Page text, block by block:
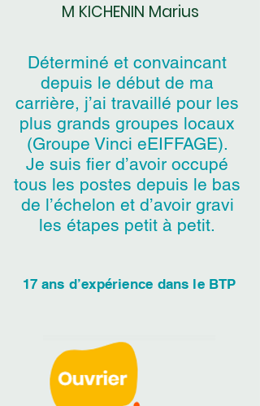
M KICHENIN Marius
Déterminé et convaincant
depuis le début de ma
carrière, j’ai travaillé pour les
plus grands groupes locaux
(Groupe Vinci eEIFFAGE).
Je suis fier d’avoir occupé
tous les postes depuis le bas
de l’échelon et d’avoir gravi
les étapes petit à petit.
17 ans d’expérience dans le BTP